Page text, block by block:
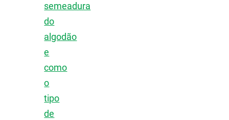
semeadura
do
algodão
e
como
o
tipo
de